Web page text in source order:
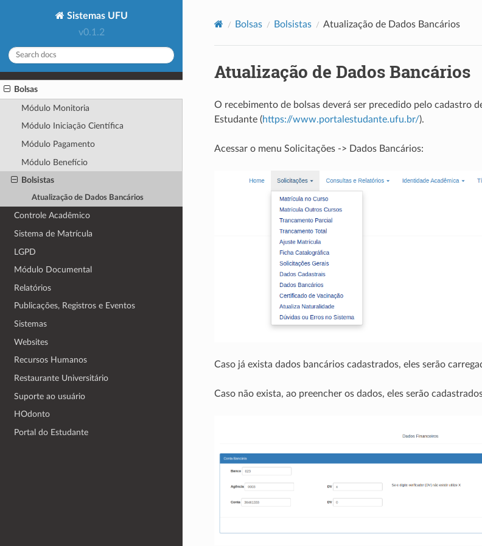
Sistemas UFU
v0.1.2
Bolsas
Módulo Monitoria
Módulo Iniciação Científica
Módulo Pagamento
Módulo Benefício
Bolsistas
Atualização de Dados Bancários
Controle Acadêmico
Sistema de Matrícula
LGPD
Módulo Documental
Relatórios
Publicações, Registros e Eventos
Sistemas
Websites
Recursos Humanos
Restaurante Universitário
Suporte ao usuário
HOdonto
Portal do Estudante
Bolsas Bolsistas Atualização de Dados Bancários
Atualização de Dados Bancários
O recebimento de bolsas deverá ser precedido pelo cadastro
Estudante (https://www.portalestudante.ufu.br/).
Acessar o menu Solicitações -> Dados Bancários:
Caso já exista dados bancários cadastrados, eles serão
Caso não exista, ao preencher os dados, eles serão